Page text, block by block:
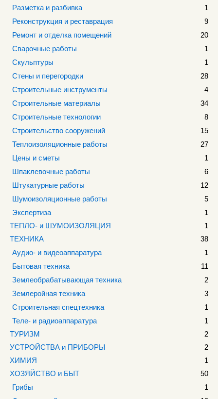
Разметка и разбивка
1
Реконструкция и реставрация
9
Ремонт и отделка помещений
20
Сварочные работы
1
Скульптуры
1
Стены и перегородки
28
Строительные инструменты
4
Строительные материалы
34
Строительные технологии
8
Строительство сооружений
15
Теплоизоляционные работы
27
Цены и сметы
1
Шпаклевочные работы
6
Штукатурные работы
12
Шумоизоляционные работы
5
Экспертиза
1
ТЕПЛО- и ШУМОИЗОЛЯЦИЯ
1
ТЕХНИКА
38
Аудио- и видеоаппаратура
1
Бытовая техника
11
Землеобрабатывающая техника
2
Землеройная техника
3
Строительная спецтехника
1
Теле- и радиоаппаратура
1
ТУРИЗМ
2
УСТРОЙСТВА и ПРИБОРЫ
2
ХИМИЯ
1
ХОЗЯЙСТВО и БЫТ
50
Грибы
1